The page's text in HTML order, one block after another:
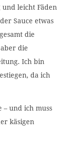
und leicht Fäden
Sauce etwas
die
die
Ich bin
da ich
– und ich muss
käsigen